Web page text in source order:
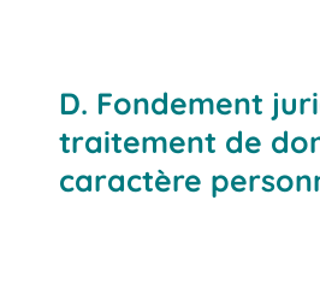
D. Fondement
traitement de
caractère